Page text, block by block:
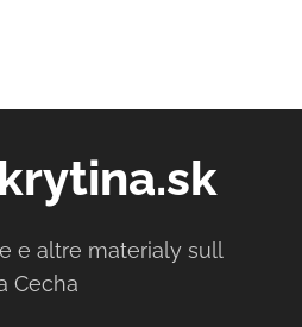
e altre materialy sull
Cecha